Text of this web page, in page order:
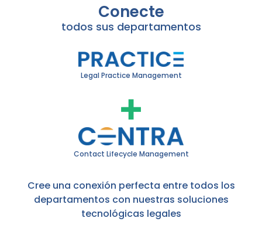
Conecte
todos sus departamentos
Legal Practice Management
Contact Lifecycle Management
Cree una conexión perfecta entre todos los
departamentos con nuestras soluciones
tecnológicas legales